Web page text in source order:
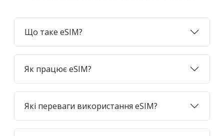
Що таке eSIM?
Як працює eSIM?
Які переваги використання eSIM?